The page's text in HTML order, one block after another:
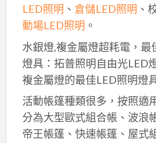
LED照明 、 倉儲LED照明 、
動場LED照明 。
水銀燈,複金屬燈超耗電，最
燈具：拓普照明自由光LED
複金屬燈的最佳LED照明燈
活動帳篷種類很多，按照適
分為大型歐式組合帳、波浪
帝王帳篷、快速帳篷、屋式